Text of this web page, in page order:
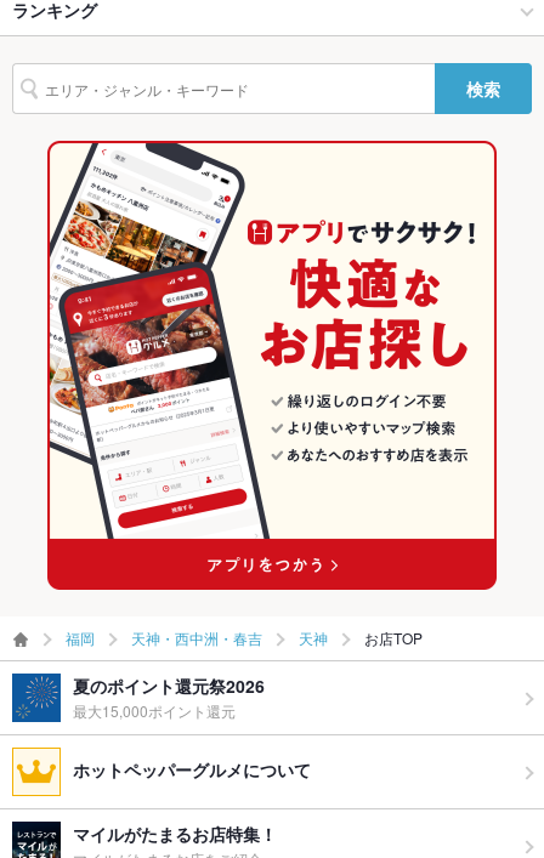
ー
その他設備 －
その他
飲み放題 あり ：セルフ飲み放題
食べ放題 なし
カクテル充実
お子様連れ
お子様連れ不可 ：改正健康増進法に伴い、２０歳未満のお客
様 入店不可
ウェディン
グパーティ
ー二次会
－
－
天神・西中洲・春吉 × 和風
赤坂駅 × 居酒屋
赤坂駅 × 和風
お好み焼き・もんじゃ
もんじゃ焼き
天神・西中洲・春吉 × お好み焼き・もんじゃ
天神・西中洲・春吉 × もんじゃ焼き
赤坂駅 × お好み焼き・もんじゃ
赤坂駅 × もんじゃ焼き
天神 × 和風
天神 × お好み焼き・もんじゃ
天神 × もんじゃ焼き
福岡 × 居酒屋
福岡 × 和風
福岡 × お好み焼き・もんじゃ
福岡 × もんじゃ焼き
西鉄福岡駅
薬院大通駅
エビ料理
ランキング
福岡のグルメランキング
福岡の居酒屋ランキング
天神・西中洲・春吉のグルメランキング
天神・西中洲・春吉の居酒屋ランキング
天神のグルメランキング
天神の居酒屋ランキング
検索
福岡 天神・西中洲・春吉 天神 お店TOP
夏のポイント還元祭2026
最大15,000ポイント還元
ホットペッパーグルメについて
マイルがたまるお店特集！